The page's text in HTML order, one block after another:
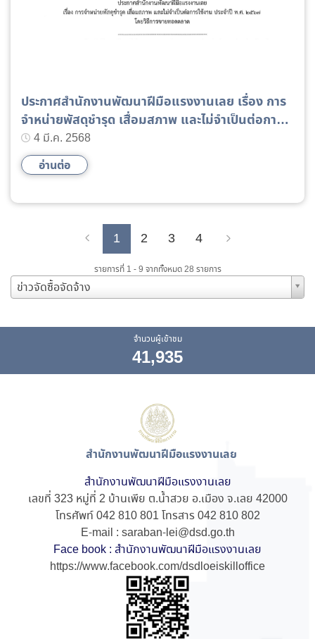
ประกาศสำนักงานพัฒนาฝีมือแรงงานเลย เรื่อง การ
จำหน่ายพัสดุชำรุด เสื่อมสภาพ และไม่จำเป็นต่อการใช้
งาน ประจำปี พ.ศ. 2567 โดยวิธีการขายทอดตลาด
4 มี.ค. 2568
อ่านต่อ
Previous
1 2 3 4
รายการที่ 1 - 9 จากทั้งหมด 28 รายการ
ข่าวจัดซื้อจัดจ้าง
จำนวนผู้เข้าชม
41,935
สำนักงานพัฒนาฝีมือแรงงานเลย
สำนักงานพัฒนาฝีมือแรงงานเลย
เลขที่ 323 หมู่ที่ 2 บ้านเพีย ต.น้ำสวย อ.เมือง จ.เลย 42000
โทรศัพท์ 042 810 801 โทรสาร 042 810 802
E-mail : saraban-lei@dsd.go.th
Face book : สำนักงานพัฒนาฝีมือแรงงานเลย
https://www.facebook.com/dsdloeiskilloffice